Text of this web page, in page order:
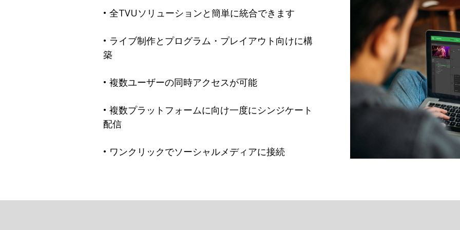
• 全TVUソリューションと簡単に統合できます
• ライブ制作とプログラム・プレイアウト向けに構
築
• 複数ユーザーの同時アクセスが可能
• 複数プラットフォームに向け一度にシンジケート
配信
• ワンクリックでソーシャルメディアに接続